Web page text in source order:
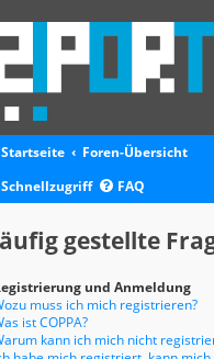
Startseite
Foren-Übersicht
Schnellzugriff
FAQ
gestellte
und Anmeldung
muss ich mich registrieren?
ist COPPA?
kann ich mich nicht